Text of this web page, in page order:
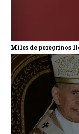
Miles de peregrinos